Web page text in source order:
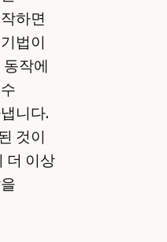
하면
법이
동작에
니다.
것이
더 이상